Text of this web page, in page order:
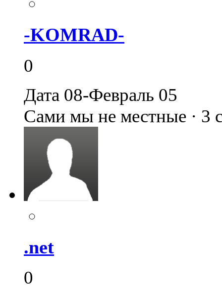
-KOMRAD-
0
Дата 08-Февраль 05
Сами мы не местные · 3
.net
0